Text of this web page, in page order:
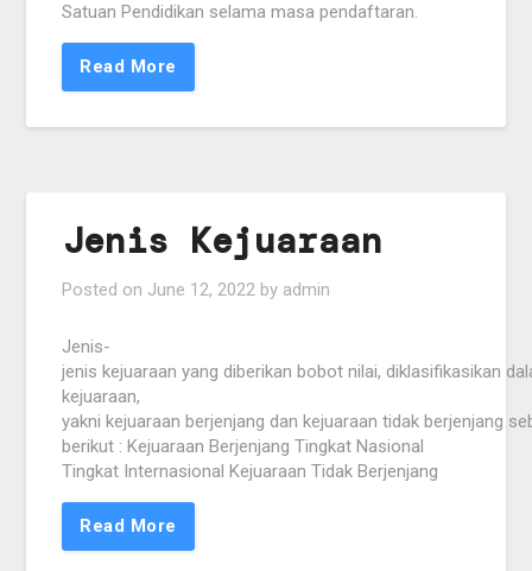
Satuan Pendidikan selama masa pendaftaran.
Read More
Jenis Kejuaraan
Posted on June 12, 2022 by admin
Jenis-
jenis kejuaraan yang diberikan bobot nilai, diklasifikasikan
kejuaraan,
yakni kejuaraan berjenjang dan kejuaraan tidak berjenjang
berikut : Kejuaraan Berjenjang Tingkat Nasional
Tingkat Internasional Kejuaraan Tidak Berjenjang
Read More